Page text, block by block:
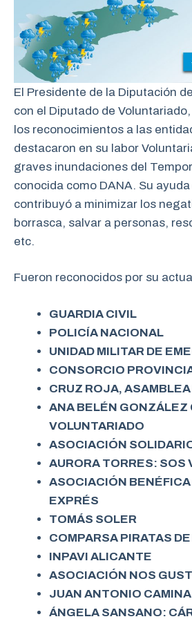
El Presidente de la Diputación
con el Diputado de
los reconocimientos a las
destacaron en su labor
graves inundaciones del
conocida como DANA. Su
contribuyó a minimizar los
borrasca, salvar a personas,
etc.
Fueron reconocidos por su
GUARDIA CIVIL
POLICÍA NACIONAL
UNIDAD MILITAR DE
CONSORCIO
CRUZ ROJA,
ANA BELÉN GONZÁLEZ
VOLUNTARIADO
ASOCIACIÓN
AURORA TORRES: SOS
ASOCIACIÓN
EXPRÉS
TOMÁS SOLER
COMPARSA PIRATAS
INPAVI ALICANTE
ASOCIACIÓN NOS
JUAN ANTONIO CAMINA
ÁNGELA SANSANO: